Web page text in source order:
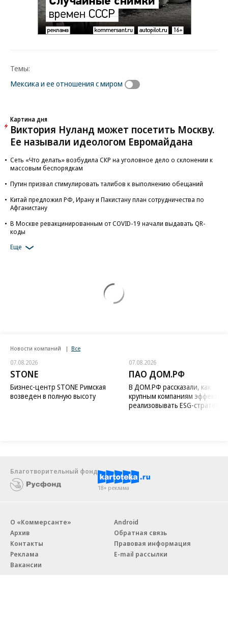
Темы:
Мексика и ее отношения с миром
Картина дня
Виктория Нуланд может посетить Москву.
Ее называли идеологом Евромайдана
Сеть «Что делать» возбудила СКР на уголовное дело о склонении к
массовым беспорядкам
Путин призвал стимулировать талибов к выполнению обещаний
Китай предложил РФ, Ирану и Пакистану план сотрудничества по
Афганистану
В Москве ревакцинированным от COVID-19 начали выдавать QR-
коды
Еще
Новости компаний Все
07.08.2026
STONE
Бизнес-центр STONE Римская
возведен в полную высоту
07.08.2026
ПАО ДОМ.РФ
В ДОМ.РФ рассказали, как
крупным компаниям
реализовывать ESG-стратегию
Благотворительный фонд
18+ реклама
О «Коммерсанте»
Архив
Контакты
Реклама
Вакансии
Android
Обратная связь
Правовая информация
E-mail рассылки